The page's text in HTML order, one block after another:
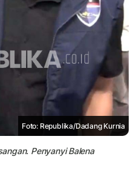
Foto: Republika/Dadang Kurnia
Penyanyi Balena